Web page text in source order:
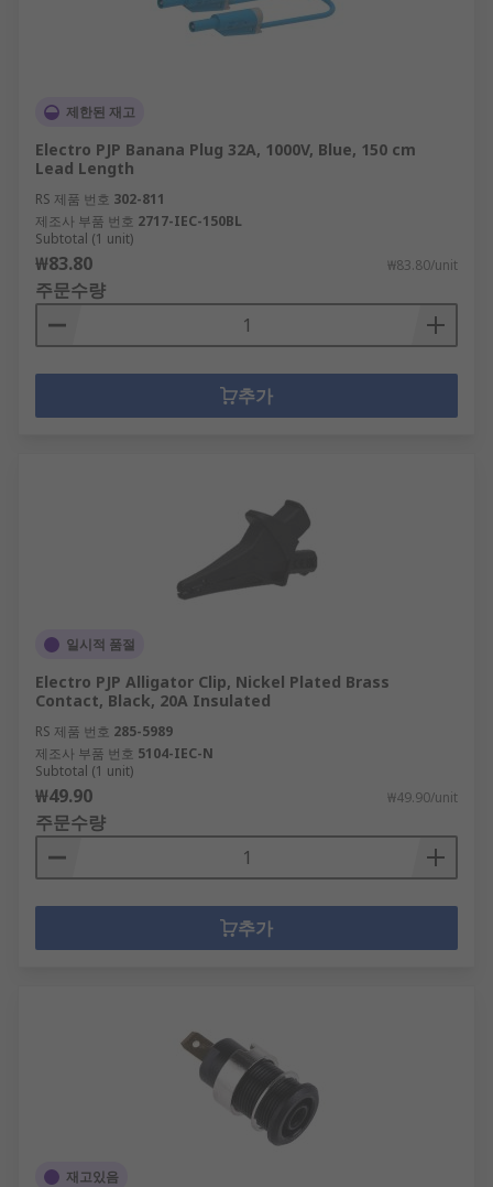
제한된 재고
Electro PJP Banana Plug 32A, 1000V, Blue, 150 cm
Lead Length
RS 제품 번호 302-811
제조사 부품 번호 2717-IEC-150BL
Subtotal (1 unit)
₩83.80 ₩83.80/unit
주문수량
추가
일시적 품절
Electro PJP Alligator Clip, Nickel Plated Brass
Contact, Black, 20A Insulated
RS 제품 번호 285-5989
제조사 부품 번호 5104-IEC-N
Subtotal (1 unit)
₩49.90 ₩49.90/unit
주문수량
추가
재고있음